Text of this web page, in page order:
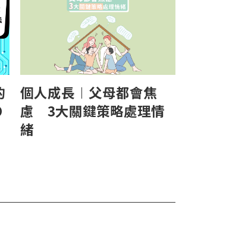
個人成長︱父母都會焦
慮 3大關鍵策略處理情
緒